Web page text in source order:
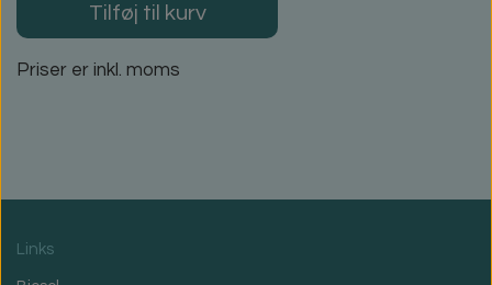
Tilføj til kurv
Priser er inkl. moms
Links